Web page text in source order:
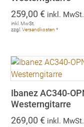
259,00€ inkl.
inkl. MwSt.
zzgl.Versandkosten *
Ibanez AC340-
Westerngitarre
269,00€ inkl.